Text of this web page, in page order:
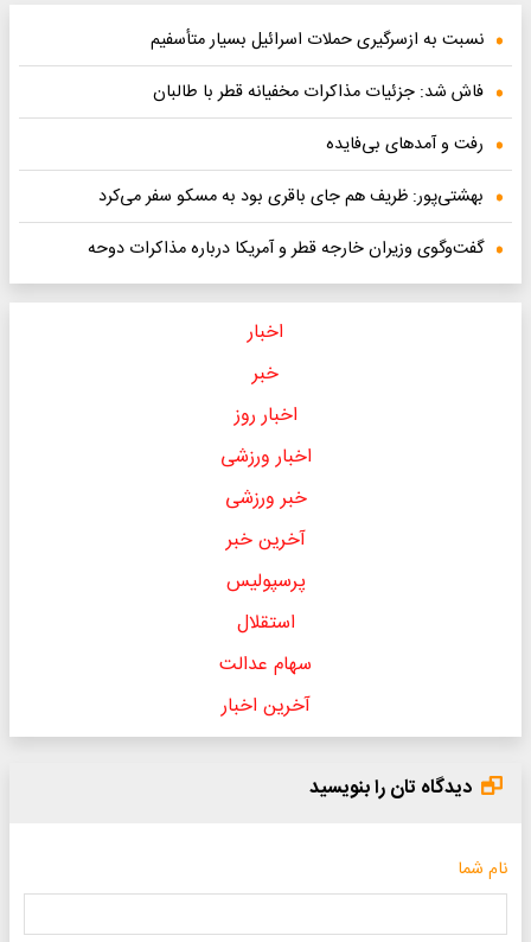
نسبت به ازسرگیری حملات اسرائیل بسیار متأسفیم
فاش شد: جزئیات مذاکرات مخفیانه قطر با طالبان
رفت‌ و آمدهای بی‌فایده
بهشتی‌پور: ظریف هم جای باقری بود به مسکو سفر می‌کرد
گفت‌و‌گوی وزیران خارجه قطر و آمریکا درباره مذاکرات دوحه
اخبار
خبر
اخبار روز
اخبار ورزشی
خبر ورزشی
آخرین خبر
پرسپولیس
استقلال
سهام عدالت
آخرین اخبار
دیدگاه تان را بنویسید
نام شما